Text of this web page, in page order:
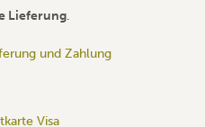
Lieferung.
und Zahlung